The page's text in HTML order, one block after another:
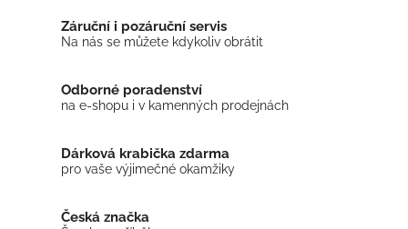
Záruční i pozáruční servis
Na nás se můžete kdykoliv obrátit
Odborné poradenství
na e-shopu i v kamenných prodejnách
Dárková krabička zdarma
pro vaše výjimečné okamžiky
Česká značka